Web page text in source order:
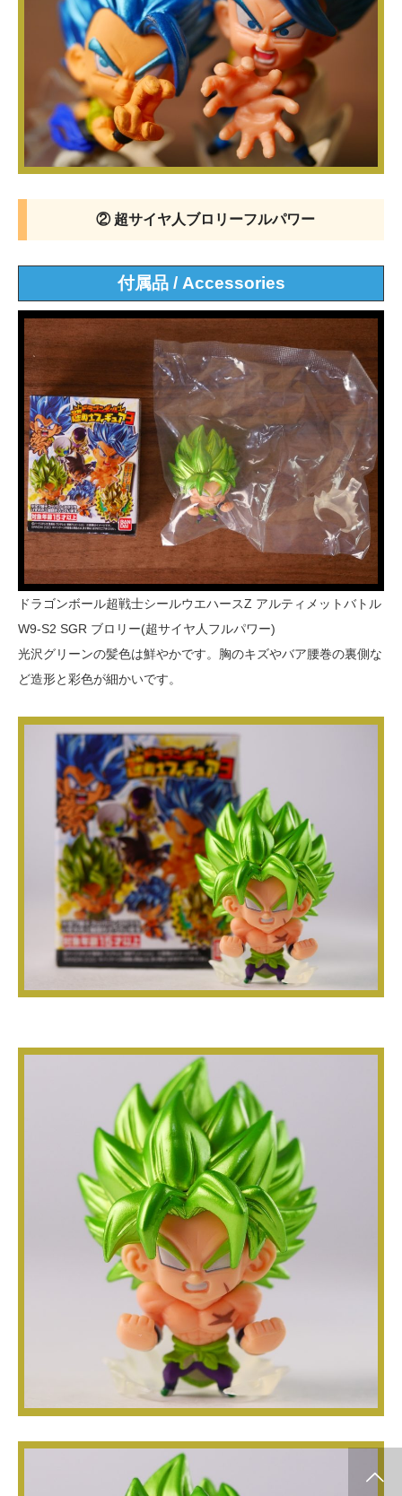
② 超サイヤ人ブロリーフルパワー
付属品 / Accessories
ドラゴンボール超戦士シールウエハースZ アルティメットバトル
W9-S2 SGR ブロリー(超サイヤ人フルパワー)
光沢グリーンの髪色は鮮やかです。胸のキズやバア腰巻の裏側な
ど造形と彩色が細かいです。
WCF SClutures BIG